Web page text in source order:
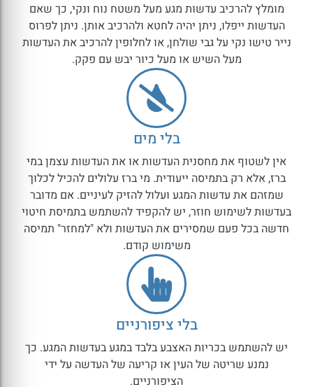
מומלץ להרכיב עדשות מגע מעל משטח נוח ונקי, כך שאם
העדשות ייפלו, ניתן יהיה לחטא ולהרכיב אותן. ניתן לפרוס
נייר טישו נקי על גבי שולחן, או לחלופין להרכיב את העדשות
מעל השיש או מעל כיור יבש עם פקק.
בלי מים
אין לשטוף את מחסנית העדשות או את העדשות עצמן במי
ברז, אלא רק בתמיסה ייעודית. מי ברז עלולים להכיל לכלוך
שמזהם את עדשות המגע ועלול להזיק לעיניים. אם מדובר
בעדשות לשימוש חוזר, יש להקפיד להשתמש בתמיסת חיטוי
חדשה בכל פעם שמסירים את העדשות ולא "למחזר" תמיסה
משימוש קודם.
בלי ציפורניים
יש להשתמש בכריות האצבע בלבד במגע בעדשות המגע. כך
נמנע שריטה של העין או קריעה של העדשה על ידי
הציפורניים.